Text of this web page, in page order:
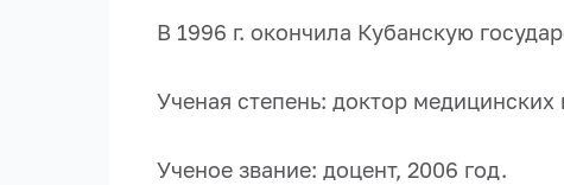
В 1996 г. окончила Кубанскую
Ученая степень: доктор медицинских
Ученое звание: доцент, 2006 год.